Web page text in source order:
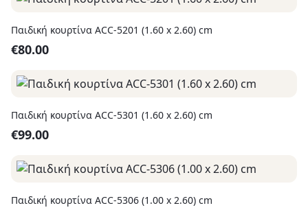
Παιδική κουρτίνα ACC-5201 (1.60 x 2.60) cm
€80.00
Παιδική κουρτίνα ACC-5301 (1.60 x 2.60) cm
€99.00
Παιδική κουρτίνα ACC-5306 (1.00 x 2.60) cm